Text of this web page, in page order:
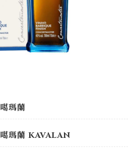
噶瑪蘭
噶瑪蘭 KAVALAN